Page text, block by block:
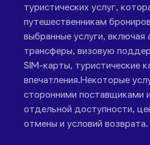
туристических услуг,
путешественникам
выбранные услуги, включая
трансферы, визовую
SIM-карты, туристические
впечатления.Некоторые
сторонними поставщиками
отдельной доступности,
отмены и условий возврата.